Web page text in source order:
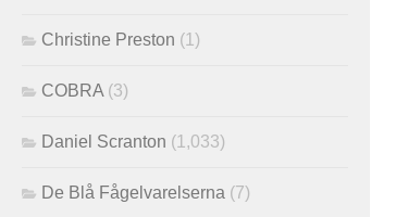
Christine Preston (1)
COBRA (3)
Daniel Scranton (1,033)
De Blå Fågelvarelserna (7)